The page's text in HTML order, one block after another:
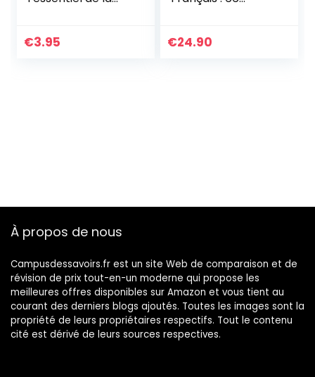
€3.95
facilement le
€24.90
À propos de nous
Campusdessavoirs.fr est un site Web de comparaison et de
révision de prix tout-en-un moderne qui propose les
meilleures offres disponibles sur Amazon et vous tient au
courant des derniers blogs ajoutés. Toutes les images sont la
propriété de leurs propriétaires respectifs. Tout le contenu
cité est dérivé de leurs sources respectives.